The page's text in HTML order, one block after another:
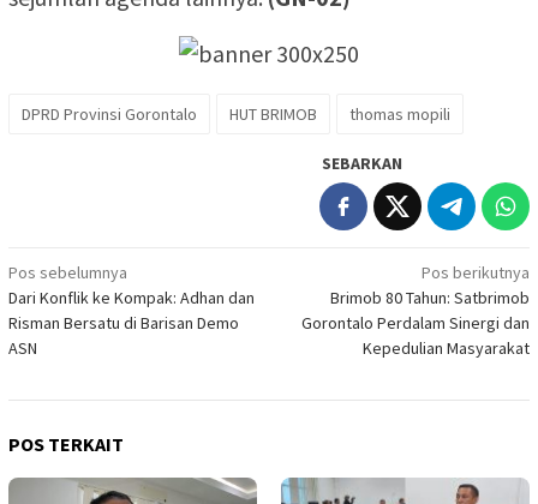
DPRD Provinsi Gorontalo HUT BRIMOB thomas mopili
SEBARKAN
Navigasi
pos
Pos sebelumnya
Dari Konflik ke Kompak: Adhan dan
Risman Bersatu di Barisan Demo
ASN
Pos berikutnya
Brimob 80 Tahun: Satbrimob
Gorontalo Perdalam Sinergi dan
Kepedulian Masyarakat
POS TERKAIT